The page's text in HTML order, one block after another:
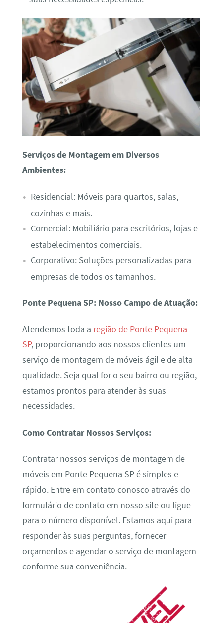
Serviços de Montagem em Diversos
Ambientes:
Residencial: Móveis para quartos, salas,
cozinhas e mais.
Comercial: Mobiliário para escritórios, lojas e
estabelecimentos comerciais.
Corporativo: Soluções personalizadas para
empresas de todos os tamanhos.
Ponte Pequena SP: Nosso Campo de Atuação:
Atendemos toda a região de Ponte Pequena
SP, proporcionando aos nossos clientes um
serviço de montagem de móveis ágil e de alta
qualidade. Seja qual for o seu bairro ou região,
estamos prontos para atender às suas
necessidades.
Como Contratar Nossos Serviços:
Contratar nossos serviços de montagem de
móveis em Ponte Pequena SP é simples e
rápido. Entre em contato conosco através do
formulário de contato em nosso site ou ligue
para o número disponível. Estamos aqui para
responder às suas perguntas, fornecer
orçamentos e agendar o serviço de montagem
conforme sua conveniência.